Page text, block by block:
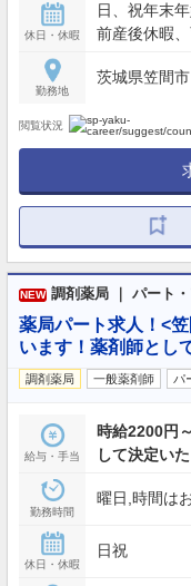
休日・休暇
日、祝年末
前産後休暇
勤務地
茨城県笠間市
閲覧状況
NEW 調剤薬局 ｜ パート
薬局パート求人！<
います！薬剤師とし
調剤薬局 一般薬剤師 パ
給与・手当
時給2200円
して決定い
勤務時間
曜日,時間は
休日・休暇
日祝